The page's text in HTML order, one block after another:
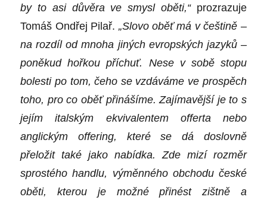
by to asi důvěra ve smysl oběti,“prozrazuje
Tomáš Ondřej Pilař. „Slovo oběť má v češtině –
na rozdíl od mnoha jiných evropských jazyků –
poněkud hořkou příchuť. Nese v sobě stopu
bolesti po tom, čeho se vzdáváme ve prospěch
toho, pro co oběť přinášíme. Zajímavější je to s
jejím italským ekvivalentem offerta nebo
anglickým offering, které se dá doslovně
přeložit také jako nabídka. Zde mizí rozměr
sprostého handlu, výměnného obchodu české
oběti, kterou je možné přinést zištně a